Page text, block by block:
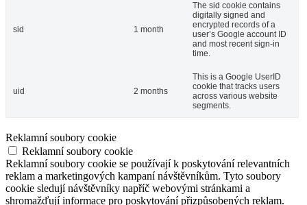
sid 1 month
The sid cookie contains
digitally signed and
encrypted records of a
user’s Google account ID
and most recent sign-in
time.
uid 2 months
This is a Google UserID
cookie that tracks users
across various website
segments.
Reklamní soubory cookie
Reklamní soubory cookie
Reklamní soubory cookie se používají k poskytování relevantních
reklam a marketingových kampaní návštěvníkům. Tyto soubory
cookie sledují návštěvníky napříč webovými stránkami a
shromažďují informace pro poskytování přizpůsobených reklam.